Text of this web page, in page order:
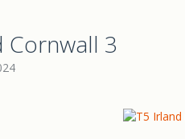
Cornwall 3